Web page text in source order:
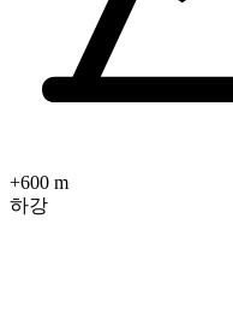
+600 m
하강